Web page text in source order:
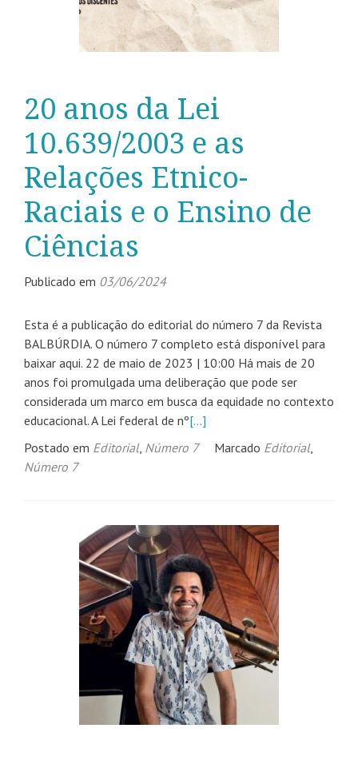
20 anos da Lei
10.639/2003 e as
Relações Etnico-
Raciais e o Ensino de
Ciências
Publicado em 03/06/2024
Esta é a publicação do editorial do número 7 da Revista
BALBÚRDIA. O número 7 completo está disponível para
baixar aqui. 22 de maio de 2023 | 10:00 Há mais de 20
anos foi promulgada uma deliberação que pode ser
considerada um marco em busca da equidade no contexto
educacional. A Lei federal de nº[…]
Postado em Editorial, Número 7 Marcado Editorial,
Número 7